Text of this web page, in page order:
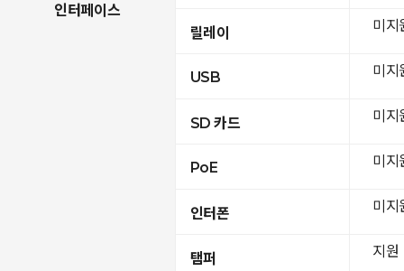
인터페이스
릴레이
USB
SD 카드
PoE
인터폰
탬퍼
미지
미지
미지
미지
미지
지원